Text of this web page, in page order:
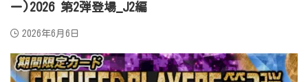
ー)2026 第2弾登場_J2編
2026年6月6日